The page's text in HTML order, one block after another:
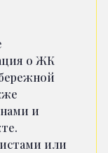
о ЖК
и
или